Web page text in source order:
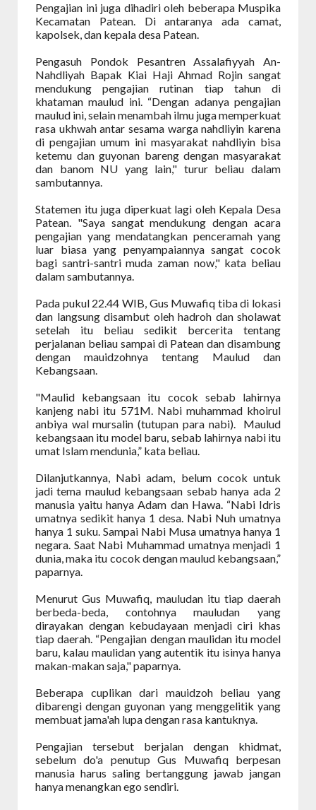
Pengajian ini juga dihadiri oleh beberapa Muspika
Kecamatan Patean. Di antaranya ada camat,
kapolsek, dan kepala desa Patean.
Pengasuh Pondok Pesantren Assalafiyyah An-
Nahdliyah Bapak Kiai Haji Ahmad Rojin sangat
mendukung pengajian rutinan tiap tahun di
khataman maulud ini. “Dengan adanya pengajian
maulud ini, selain menambah ilmu juga memperkuat
rasa ukhwah antar sesama warga nahdliyin karena
di pengajian umum ini masyarakat nahdliyin bisa
ketemu dan guyonan bareng dengan masyarakat
dan banom NU yang lain," turur beliau dalam
sambutannya.
Statemen itu juga diperkuat lagi oleh Kepala Desa
Patean. "Saya sangat mendukung dengan acara
pengajian yang mendatangkan penceramah yang
luar biasa yang penyampaiannya sangat cocok
bagi santri-santri muda zaman now," kata beliau
dalam sambutannya.
Pada pukul 22.44 WIB, Gus Muwafiq tiba di lokasi
dan langsung disambut oleh hadroh dan sholawat
setelah itu beliau sedikit bercerita tentang
perjalanan beliau sampai di Patean dan disambung
dengan mauidzohnya tentang Maulud dan
Kebangsaan.
"Maulid kebangsaan itu cocok sebab lahirnya
kanjeng nabi itu 571M. Nabi muhammad khoirul
anbiya wal mursalin (tutupan para nabi). Maulud
kebangsaan itu model baru, sebab lahirnya nabi itu
umat Islam mendunia,” kata beliau.
Dilanjutkannya, Nabi adam, belum cocok untuk
jadi tema maulud kebangsaan sebab hanya ada 2
manusia yaitu hanya Adam dan Hawa. “Nabi Idris
umatnya sedikit hanya 1 desa. Nabi Nuh umatnya
hanya 1 suku. Sampai Nabi Musa umatnya hanya 1
negara. Saat Nabi Muhammad umatnya menjadi 1
dunia, maka itu cocok dengan maulud kebangsaan,”
paparnya.
Menurut Gus Muwafiq, mauludan itu tiap daerah
berbeda-beda, contohnya mauludan yang
dirayakan dengan kebudayaan menjadi ciri khas
tiap daerah. “Pengajian dengan maulidan itu model
baru, kalau maulidan yang autentik itu isinya hanya
makan-makan saja," paparnya.
Beberapa cuplikan dari mauidzoh beliau yang
dibarengi dengan guyonan yang menggelitik yang
membuat jama'ah lupa dengan rasa kantuknya.
Pengajian tersebut berjalan dengan khidmat,
sebelum do'a penutup Gus Muwafiq berpesan
manusia harus saling bertanggung jawab jangan
hanya menangkan ego sendiri.